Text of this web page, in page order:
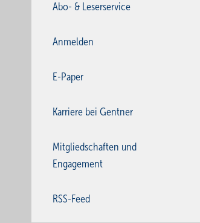
Abo- & Leserservice
Anmelden
E-Paper
Karriere bei Gentner
Mitgliedschaften und
Engagement
RSS-Feed